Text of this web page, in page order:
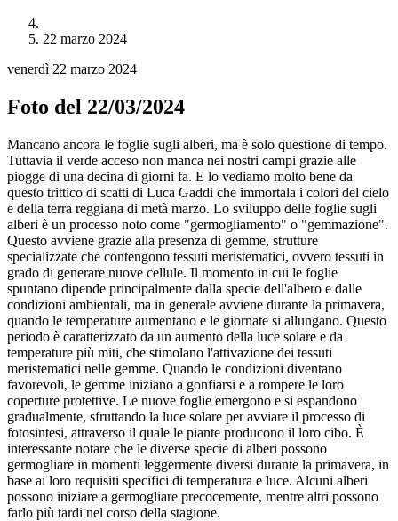
22 marzo 2024
venerdì 22 marzo 2024
Foto del 22/03/2024
Mancano ancora le foglie sugli alberi, ma è solo questione di tempo.
Tuttavia il verde acceso non manca nei nostri campi grazie alle
piogge di una decina di giorni fa. E lo vediamo molto bene da
questo trittico di scatti di Luca Gaddi che immortala i colori del cielo
e della terra reggiana di metà marzo. Lo sviluppo delle foglie sugli
alberi è un processo noto come "germogliamento" o "gemmazione".
Questo avviene grazie alla presenza di gemme, strutture
specializzate che contengono tessuti meristematici, ovvero tessuti in
grado di generare nuove cellule. Il momento in cui le foglie
spuntano dipende principalmente dalla specie dell'albero e dalle
condizioni ambientali, ma in generale avviene durante la primavera,
quando le temperature aumentano e le giornate si allungano. Questo
periodo è caratterizzato da un aumento della luce solare e da
temperature più miti, che stimolano l'attivazione dei tessuti
meristematici nelle gemme. Quando le condizioni diventano
favorevoli, le gemme iniziano a gonfiarsi e a rompere le loro
coperture protettive. Le nuove foglie emergono e si espandono
gradualmente, sfruttando la luce solare per avviare il processo di
fotosintesi, attraverso il quale le piante producono il loro cibo. È
interessante notare che le diverse specie di alberi possono
germogliare in momenti leggermente diversi durante la primavera, in
base ai loro requisiti specifici di temperatura e luce. Alcuni alberi
possono iniziare a germogliare precocemente, mentre altri possono
farlo più tardi nel corso della stagione.